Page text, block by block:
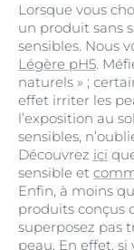
Lorsque vous
un produit sans
sensibles. Nous
Légère pH5.
naturels » ;
effet irriter les
l’exposition au
sensibles,
Découvrez ici
sensible et
Enfin, à moins
produits conçus
superposez pas
peau. En effet,